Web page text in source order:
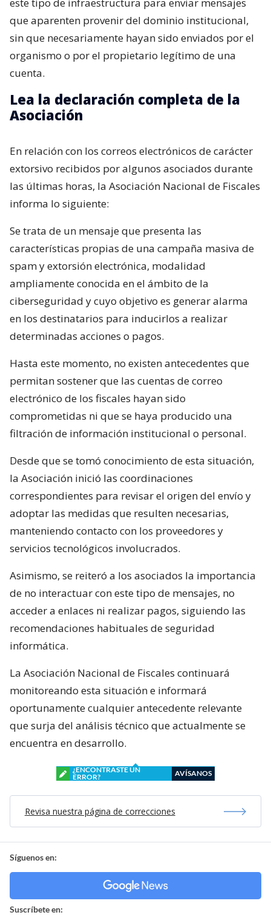
este tipo de infraestructura para enviar mensajes
que aparenten provenir del dominio institucional,
sin que necesariamente hayan sido enviados por el
organismo o por el propietario legítimo de una
cuenta.
Lea la declaración completa de la
Asociación
En relación con los correos electrónicos de carácter
extorsivo recibidos por algunos asociados durante
las últimas horas, la Asociación Nacional de Fiscales
informa lo siguiente:
Se trata de un mensaje que presenta las
características propias de una campaña masiva de
spam y extorsión electrónica, modalidad
ampliamente conocida en el ámbito de la
ciberseguridad y cuyo objetivo es generar alarma
en los destinatarios para inducirlos a realizar
determinadas acciones o pagos.
Hasta este momento, no existen antecedentes que
permitan sostener que las cuentas de correo
electrónico de los fiscales hayan sido
comprometidas ni que se haya producido una
filtración de información institucional o personal.
Desde que se tomó conocimiento de esta situación,
la Asociación inició las coordinaciones
correspondientes para revisar el origen del envío y
adoptar las medidas que resulten necesarias,
manteniendo contacto con los proveedores y
servicios tecnológicos involucrados.
Asimismo, se reiteró a los asociados la importancia
de no interactuar con este tipo de mensajes, no
acceder a enlaces ni realizar pagos, siguiendo las
recomendaciones habituales de seguridad
informática.
La Asociación Nacional de Fiscales continuará
monitoreando esta situación e informará
oportunamente cualquier antecedente relevante
que surja del análisis técnico que actualmente se
encuentra en desarrollo.
¿ENCONTRASTE UN
ERROR?
AVÍSANOS
Revisa nuestra página de correcciones
Síguenos en:
Suscríbete en: